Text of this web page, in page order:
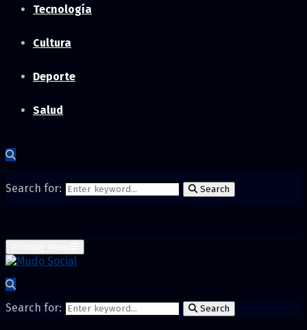
Tecnología
Cultura
Deporte
Salud
Search for: Search
Search for: Search